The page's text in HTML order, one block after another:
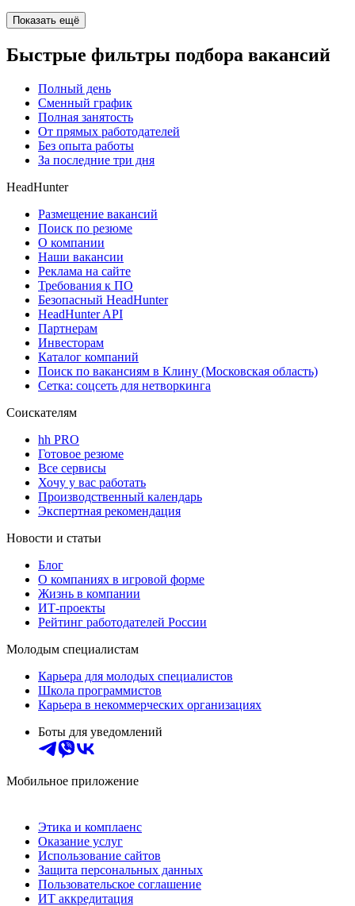
Показать ещё
Быстрые фильтры подбора вакансий
Полный день
Сменный график
Полная занятость
От прямых работодателей
Без опыта работы
За последние три дня
HeadHunter
Размещение вакансий
Поиск по резюме
О компании
Наши вакансии
Реклама на сайте
Требования к ПО
Безопасный HeadHunter
HeadHunter API
Партнерам
Инвесторам
Каталог компаний
Поиск по вакансиям в Клину (Московская область)
Сетка: соцсеть для нетворкинга
Соискателям
hh PRO
Готовое резюме
Все сервисы
Хочу у вас работать
Производственный календарь
Экспертная рекомендация
Новости и статьи
Блог
О компаниях в игровой форме
Жизнь в компании
ИТ-проекты
Рейтинг работодателей России
Молодым специалистам
Карьера для молодых специалистов
Школа программистов
Карьера в некоммерческих организациях
Боты для уведомлений
Мобильное приложение
Этика и комплаенс
Оказание услуг
Использование сайтов
Защита персональных данных
Пользовательское соглашение
ИТ аккредитация